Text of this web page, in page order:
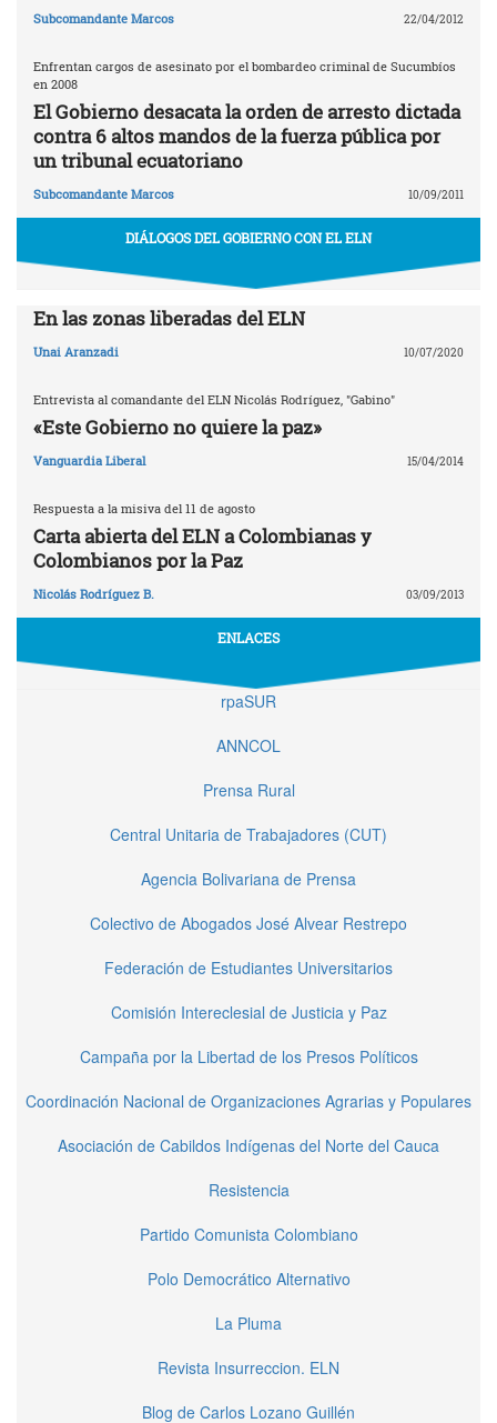
Subcomandante Marcos 22/04/2012
Enfrentan cargos de asesinato por el bombardeo criminal de Sucumbíos
en 2008
El Gobierno desacata la orden de arresto dictada
contra 6 altos mandos de la fuerza pública por
un tribunal ecuatoriano
Subcomandante Marcos 10/09/2011
DIÁLOGOS DEL GOBIERNO CON EL ELN
En las zonas liberadas del ELN
Unai Aranzadi 10/07/2020
Entrevista al comandante del ELN Nicolás Rodríguez, "Gabino"
«Este Gobierno no quiere la paz»
Vanguardia Liberal 15/04/2014
Respuesta a la misiva del 11 de agosto
Carta abierta del ELN a Colombianas y
Colombianos por la Paz
Nicolás Rodríguez B. 03/09/2013
ENLACES
rpaSUR
ANNCOL
Prensa Rural
Central Unitaria de Trabajadores (CUT)
Agencia Bolivariana de Prensa
Colectivo de Abogados José Alvear Restrepo
Federación de Estudiantes Universitarios
Comisión Intereclesial de Justicia y Paz
Campaña por la Libertad de los Presos Políticos
Coordinación Nacional de Organizaciones Agrarias y Populares
Asociación de Cabildos Indígenas del Norte del Cauca
Resistencia
Partido Comunista Colombiano
Polo Democrático Alternativo
La Pluma
Revista Insurreccion. ELN
Blog de Carlos Lozano Guillén